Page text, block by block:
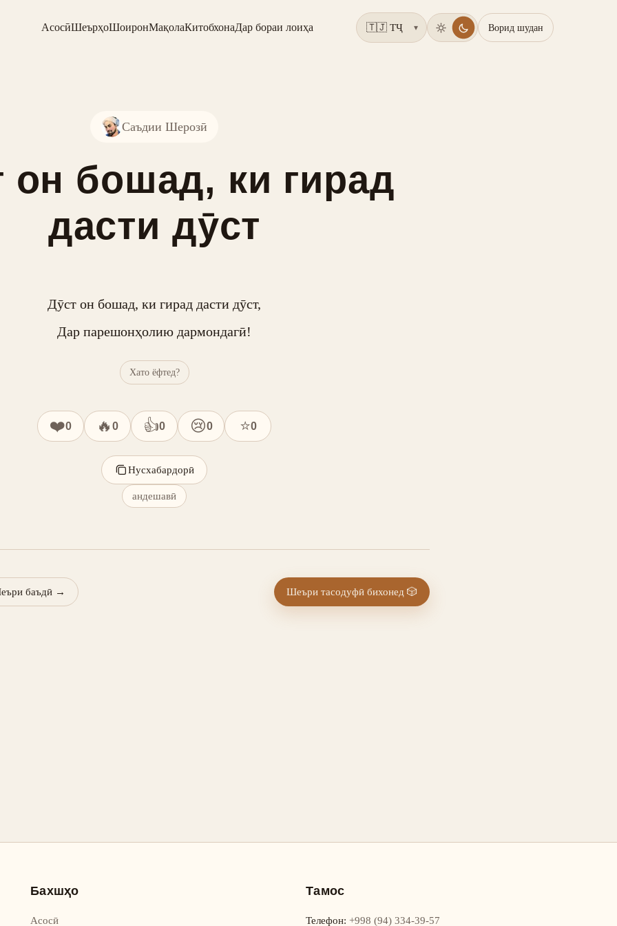
АсосӣШеърҳоШоиронМақолаКитобхонаДар бораи лоиҳа ▾ Ворид шудан
Саъдии Шерозӣ
он бошад, ки гирад
дасти дӯст
Дӯст он бошад, ки гирад дасти дӯст,
Дар парешонҳолию дармондагӣ!
Хато ёфтед?
❤️0 🔥 0 👍0 😢0 ⭐0
Нусхабардорӣ
андешавӣ
баъдӣ → Шеъри тасодуфӣ бихонед 🎲
Бахшҳо
Асосӣ
Тамос
Телефон: +998 (94) 334-39-57